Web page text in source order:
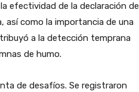
efectividad de la declaración de
así como la importancia de una
a la detección temprana
de humo.
de desafíos. Se registraron